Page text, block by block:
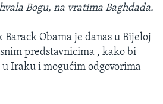
Bogu, na vratima Baghdada.
Obama je danas u Bijeloj
predstavnicima , kako bi
Iraku i mogućim odgovorima